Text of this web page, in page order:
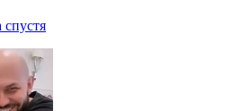
спустя